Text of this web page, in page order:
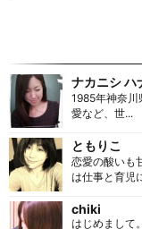
ナカニシ ハ
1985年神奈川
愛など、世...
ともりこ
恋愛の酸いも
は仕事と育児
chiki
はじめまして